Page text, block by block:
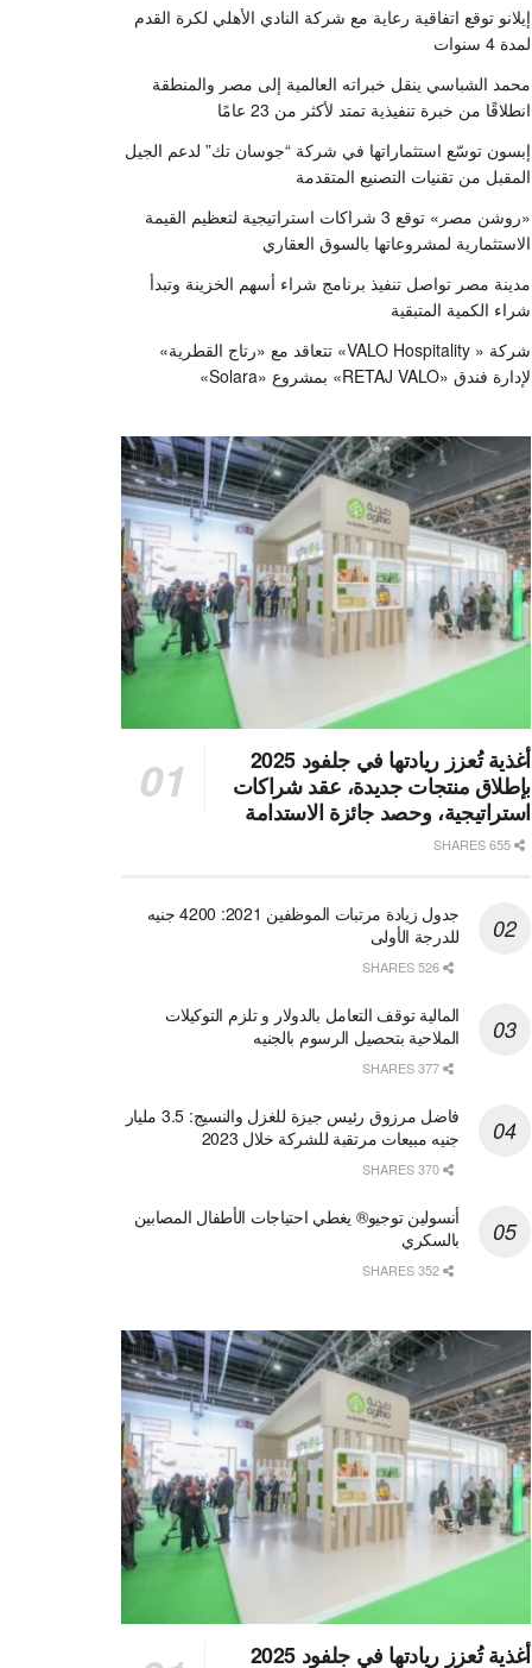
إيلانو توقع اتفاقية رعاية مع شركة النادي الأهلي لكرة القدم
لمدة 4 سنوات
محمد الشباسي ينقل خبراته العالمية إلى مصر والمنطقة
انطلاقًا من خبرة تنفيذية تمتد لأكثر من 23 عامًا
إبسون توسّع استثماراتها في شركة “جوسان تك” لدعم الجيل
المقبل من تقنيات التصنيع المتقدمة
«روشن مصر» توقع 3 شراكات استراتيجية لتعظيم القيمة
الاستثمارية لمشروعاتها بالسوق العقاري
مدينة مصر تواصل تنفيذ برنامج شراء أسهم الخزينة وتبدأ
شراء الكمية المتبقية
شركة « VALO Hospitality» تتعاقد مع «رتاج القطرية»
لإدارة فندق «RETAJ VALO» بمشروع «Solara»
أغذية تُعزز ريادتها في جلفود 2025
بإطلاق منتجات جديدة، عقد شراكات
استراتيجية، وحصد جائزة الاستدامة
جدول زيادة مرتبات الموظفين 2021: 4200 جنيه
للدرجة الأولى
المالية توقف التعامل بالدولار و تلزم التوكيلات
الملاحية بتحصيل الرسوم بالجنيه
فاضل مرزوق رئيس جيزة للغزل والنسيج: 3.5 مليار
جنيه مبيعات مرتقبة للشركة خلال 2023
أنسولين توجيو® يغطي احتياجات الأطفال المصابين
بالسكري
أغذية تُعزز ريادتها في جلفود 2025